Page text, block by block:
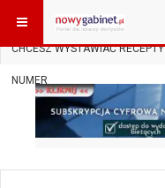
JESTEŚ TUTAJ: START
CHCESZ WYSTAWIAĆ
NUMER